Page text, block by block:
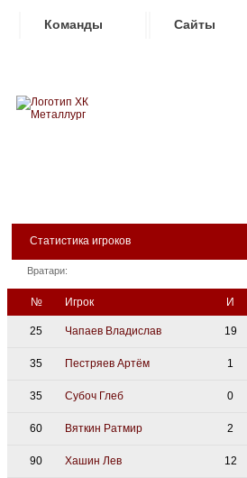
Команды
Дивизион Золотой
Красная Армия
МХК Динамо СПб
МХК Динамо-М
МХК Спартак
СКА-1946
Академия СКА
Сайты
Статистика игроков
Вратари:
№ Игрок И
25 Чапаев Владислав 19
35 Пестряев Артём 1
35 Субоч Глеб 0
60 Вяткин Ратмир 2
90 Хашин Лев 12